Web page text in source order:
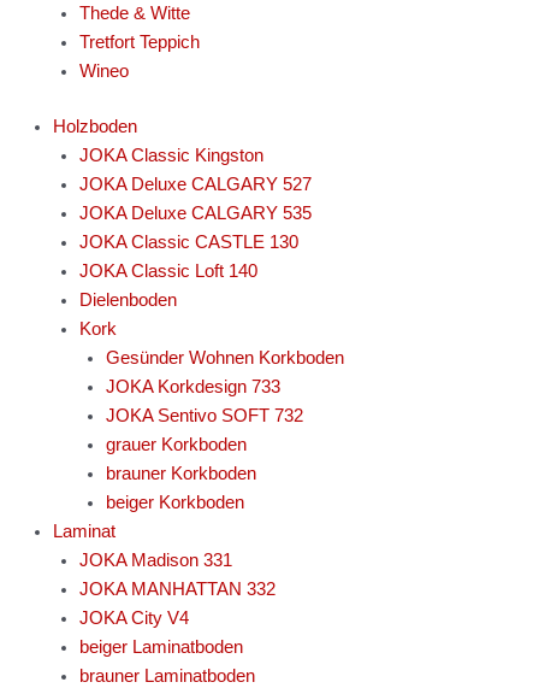
Thede & Witte
Tretfort Teppich
Wineo
Holzboden
JOKA Classic Kingston
JOKA Deluxe CALGARY 527
JOKA Deluxe CALGARY 535
JOKA Classic CASTLE 130
JOKA Classic Loft 140
Dielenboden
Kork
Gesünder Wohnen Korkboden
JOKA Korkdesign 733
JOKA Sentivo SOFT 732
grauer Korkboden
brauner Korkboden
beiger Korkboden
Laminat
JOKA Madison 331
JOKA MANHATTAN 332
JOKA City V4
beiger Laminatboden
brauner Laminatboden